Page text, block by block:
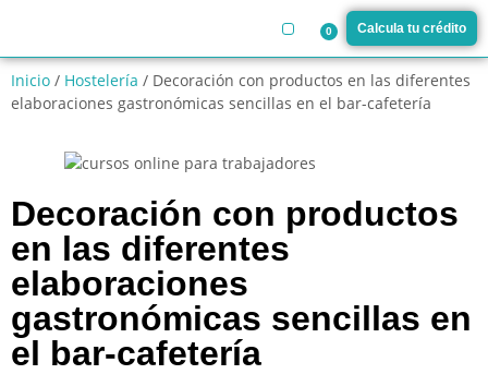
0 Calcula tu crédito
Inicio / Hostelería / Decoración con productos en las diferentes
elaboraciones gastronómicas sencillas en el bar-cafetería
Decoración con productos
en las diferentes
elaboraciones
gastronómicas sencillas en
el bar-cafetería